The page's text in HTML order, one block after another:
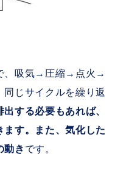
、吸気→圧縮→点火→
じサイクルを繰り返
する必要もあれば、
す。また、気化した
動き です。